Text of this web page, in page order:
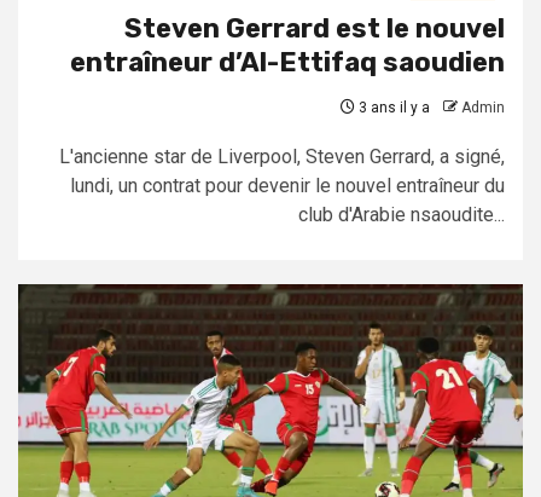
Steven Gerrard est le nouvel
entraîneur d’Al-Ettifaq saoudien
3 ans il y a Admin
L'ancienne star de Liverpool, Steven Gerrard, a signé,
lundi, un contrat pour devenir le nouvel entraîneur du
club d'Arabie nsaoudite...